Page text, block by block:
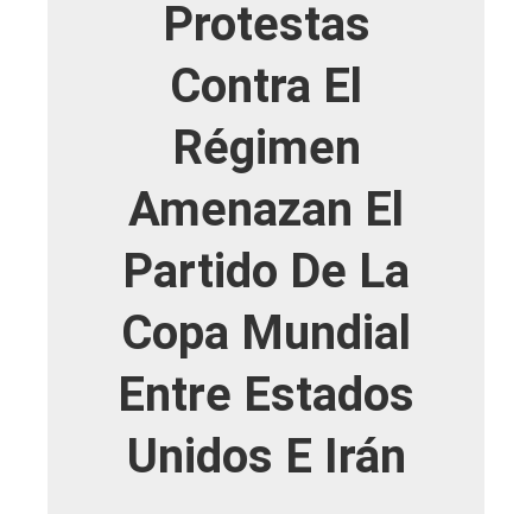
Protestas
Contra El
Régimen
Amenazan El
Partido De La
Copa Mundial
Entre Estados
Unidos E Irán